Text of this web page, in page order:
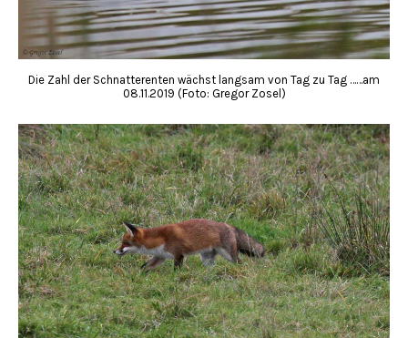
Die Zahl der Schnatterenten wächst langsam von Tag zu Tag ……am
08.11.2019 (Foto: Gregor Zosel)